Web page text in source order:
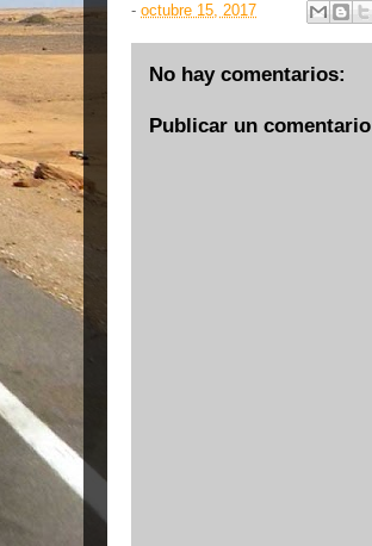
- octubre 15, 2017
No hay comentarios:
Publicar un comentario